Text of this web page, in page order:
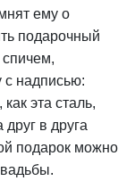
ему о
подарочный
с надписью:
эта сталь,
в друга
подарок можно